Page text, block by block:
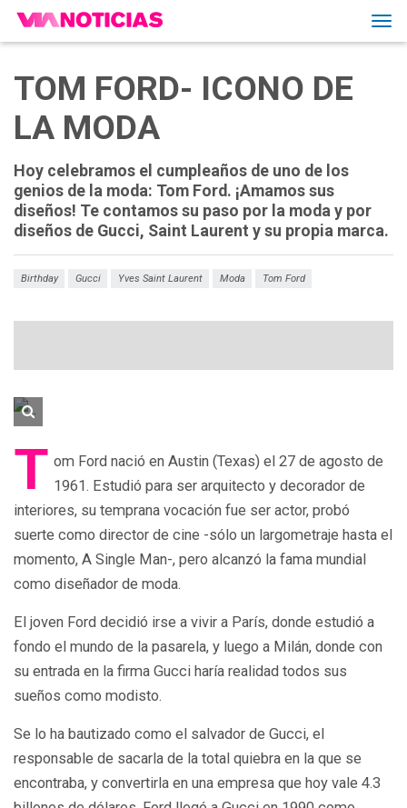
TOM FORD- ICONO DE
LA MODA
Hoy celebramos el cumpleaños de uno de los
genios de la moda: Tom Ford. ¡Amamos sus
diseños! Te contamos su paso por la moda y por
diseños de Gucci, Saint Laurent y su propia marca.
Birthday Gucci Yves Saint Laurent Moda Tom Ford
T om Ford nació en Austin (Texas) el 27 de agosto de
1961. Estudió para ser arquitecto y decorador de
interiores, su temprana vocación fue ser actor, probó
suerte como director de cine -sólo un largometraje hasta el
momento, A Single Man-, pero alcanzó la fama mundial
como diseñador de moda.
El joven Ford decidió irse a vivir a París, donde estudió a
fondo el mundo de la pasarela, y luego a Milán, donde con
su entrada en la firma Gucci haría realidad todos sus
sueños como modisto.
Se lo ha bautizado como el salvador de Gucci, el
responsable de sacarla de la total quiebra en la que se
encontraba, y convertirla en una empresa que hoy vale 4.3